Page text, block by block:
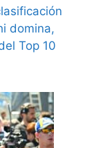
domina,
Top 10